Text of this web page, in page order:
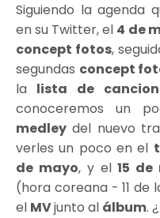
Siguiendo la agenda
en su Twitter, el 4 de
concept fotos,
segundas concept
la lista de
conoceremos un
medley del nuevo
verles un poco en el
de mayo, y el15
(hora coreana - 11 de
el MVjunto al álbum.